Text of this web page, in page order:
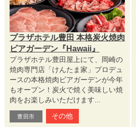
プラザホテル豊田 本格炭火焼肉
ビアガーデン『Hawaii』
プラザホテル豊田屋上にて、岡崎の
焼肉専門店「けんたま家」プロデュ
ースの本格焼肉ビアガーデンが今年
もオープン！炭火で焼く美味しい焼
肉をお楽しみいただけます...
豊田市 その他